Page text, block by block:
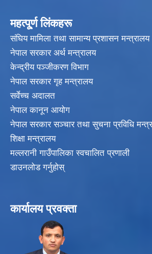
महत्पू्र्ण लिंकहरू
संघिय मामिला तथा सामान्य प्रशासन मन्त्रालय
नेपाल सरकार अर्थ मन्त्रालय
केन्द्रीय पञ्जीकरण विभाग
नेपाल सरकार गृह मन्त्रालय
सर्वेच्च अदालत
नेपाल कानून आयोग
नेपाल सरकार सञ्चार तथा सुचना प्रविधि
शिक्षा मन्त्रालय
मल्लरानी गाउँपालिका स्वचालित प्रणाली
डाउनलोड गर्नुहोस्
कार्यालय प्रवक्ता